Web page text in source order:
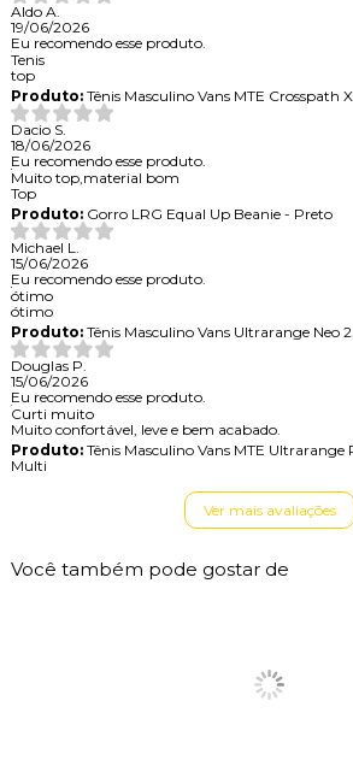
Aldo A.
19/06/2026
Eu recomendo esse produto.
Tenis
top
Produto:Tênis Masculino Vans MTE Crosspath
Dacio S.
18/06/2026
Eu recomendo esse produto.
Muito top,material bom
Top
Produto:Gorro LRG Equal Up Beanie - Preto
Michael L.
15/06/2026
Eu recomendo esse produto.
ótimo
ótimo
Produto:Tênis Masculino Vans Ultrarange Neo
Douglas P.
15/06/2026
Eu recomendo esse produto.
Curti muito
Muito confortável, leve e bem acabado.
Produto:Tênis Masculino Vans MTE
Multi
Ver mais avaliações
Você também pode gostar de